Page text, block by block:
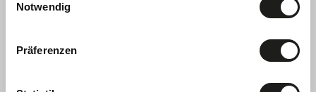
Notwendig
Präferenzen